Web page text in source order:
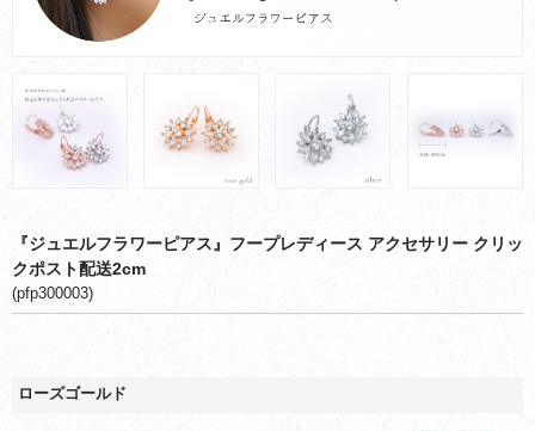
『ジュエルフラワーピアス』フープレディース アクセサリー クリッ
クポスト配送2cm
(pfp300003)
ローズゴールド